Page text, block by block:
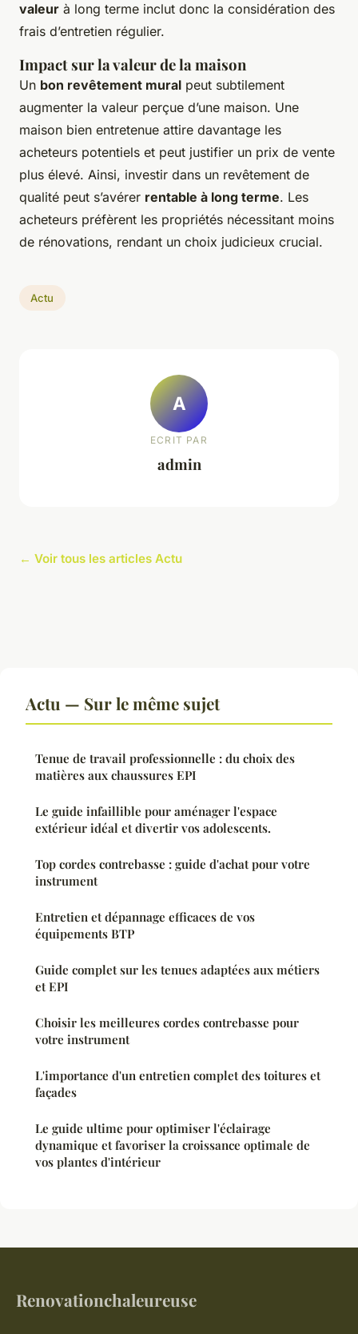
valeur à long terme inclut donc la considération des
frais d’entretien régulier.
Impact sur la valeur de la maison
Un bon revêtement mural peut subtilement
augmenter la valeur perçue d’une maison. Une
maison bien entretenue attire davantage les
acheteurs potentiels et peut justifier un prix de vente
plus élevé. Ainsi, investir dans un revêtement de
qualité peut s’avérer rentable à long terme. Les
acheteurs préfèrent les propriétés nécessitant moins
de rénovations, rendant un choix judicieux crucial.
Actu
A
ECRIT PAR
admin
← Voir tous les articles Actu
Actu — Sur le même sujet
Tenue de travail professionnelle : du choix des
matières aux chaussures EPI
Le guide infaillible pour aménager l'espace
extérieur idéal et divertir vos adolescents.
Top cordes contrebasse : guide d'achat pour votre
instrument
Entretien et dépannage efficaces de vos
équipements BTP
Guide complet sur les tenues adaptées aux métiers
et EPI
Choisir les meilleures cordes contrebasse pour
votre instrument
L'importance d'un entretien complet des toitures et
façades
Le guide ultime pour optimiser l'éclairage
dynamique et favoriser la croissance optimale de
vos plantes d'intérieur
Renovationchaleureuse